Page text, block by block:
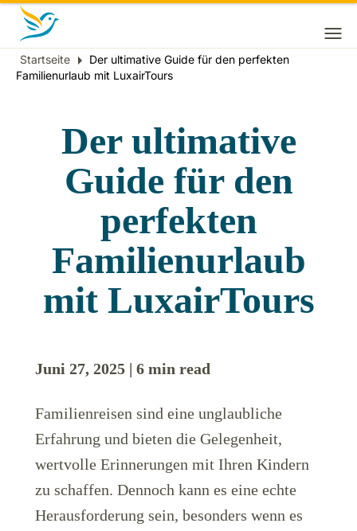
Breadcrumb
Startseite
Der ultimative Guide für den perfekten
Familienurlaub mit LuxairTours
Der ultimative
Guide für den
perfekten
Familienurlaub
mit LuxairTours
Juni 27, 2025 | 6 min read
Familienreisen sind eine unglaubliche
Erfahrung und bieten die Gelegenheit,
wertvolle Erinnerungen mit Ihren Kindern
zu schaffen. Dennoch kann es eine echte
Herausforderung sein, besonders wenn es